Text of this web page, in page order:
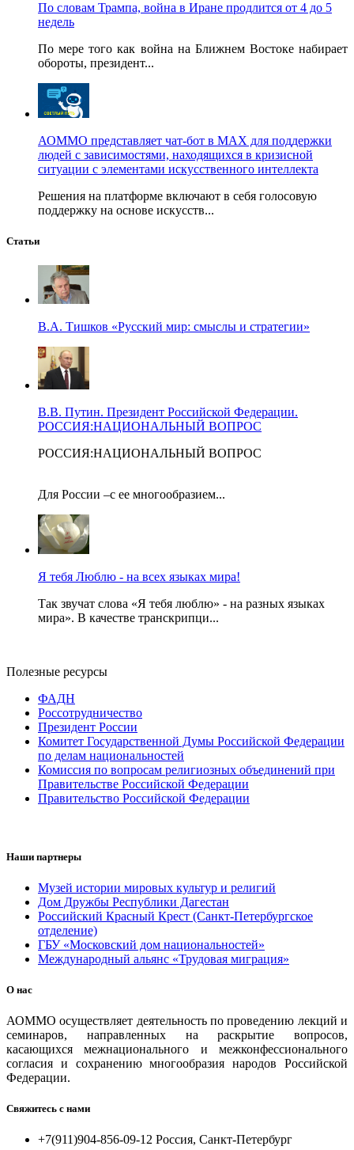
По словам Трампа, война в Иране продлится от 4 до 5
недель
По мере того как война на Ближнем Востоке набирает
обороты, президент...
АОММО представляет чат-бот в MAX для поддержки
людей с зависимостями, находящихся в кризисной
ситуации с элементами искусственного интеллекта
Решения на платформе включают в себя голосовую
поддержку на основе искусств...
Статьи
В.А. Тишков «Русский мир: смыслы и стратегии»
В.В. Путин. Президент Российской Федерации.
РОССИЯ:НАЦИОНАЛЬНЫЙ ВОПРОС
РОССИЯ:НАЦИОНАЛЬНЫЙ ВОПРОС
Для России –с ее многообразием...
Я тебя Люблю - на всех языках мира!
Так звучат слова «Я тебя люблю» - на разных языках
мира». В качестве транскрипци...
Полезные ресурсы
ФАДН
Россотрудничество
Президент России
Комитет Государственной Думы Российской Федерации
по делам национальностей
Комиссия по вопросам религиозных объединений при
Правительстве Российской Федерации
Правительство Российской Федерации
Наши партнеры
Музей истории мировых культур и религий
Дом Дружбы Республики Дагестан
Российский Красный Крест (Санкт-Петербургское
отделение)
ГБУ «Московский дом национальностей»
Международный альянс «Трудовая миграция»
О нас
АОММО осуществляет деятельность по проведению лекций и
семинаров, направленных на раскрытие вопросов,
касающихся межнационального и межконфессионального
согласия и сохранению многообразия народов Российской
Федерации.
Свяжитесь с нами
+7(911)904-856-09-12 Россия, Санкт-Петербург